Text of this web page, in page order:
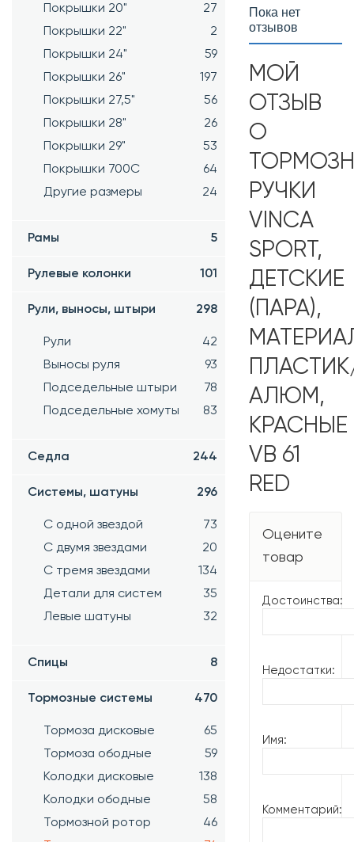
Покрышки 20"
27
Покрышки 22"
2
Покрышки 24"
59
Покрышки 26"
197
Покрышки 27,5"
56
Покрышки 28"
26
Покрышки 29"
53
Покрышки 700C
64
Другие размеры
24
Рамы 5
Рулевые колонки 101
Рули, выносы, штыри 298
Рули
42
Выносы руля
93
Подседельные штыри
78
Подседельные хомуты
83
Седла 244
Системы, шатуны 296
С одной звездой
73
С двумя звездами
20
С тремя звездами
134
Детали для систем
35
Левые шатуны
32
Спицы 8
Тормозные системы 470
Тормоза дисковые
65
Тормоза ободные
59
Колодки дисковые
138
Колодки ободные
58
Тормозной ротор
46
Пока нет
отзывов
МОЙ
ОТЗЫВ
О
РУЧКИ
VINCA
SPORT,
ДЕТСКИЕ
(ПАРА),
АЛЮМ,
КРАСНЫЕ
VB 61
RED
Оцените
товар
Достоинства:
Недостатки:
Имя:
Комментарий: